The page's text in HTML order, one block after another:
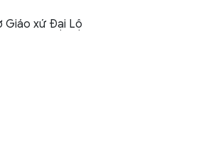
Giáo xứ Đại Lộ